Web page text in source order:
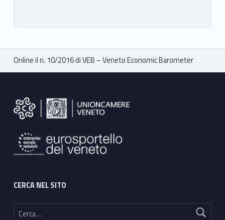
Breadcrumbs navigation
Online il n. 10/2016 di VEB – Veneto Economic Barometer
CERCA NEL SITO
Ricerca per: